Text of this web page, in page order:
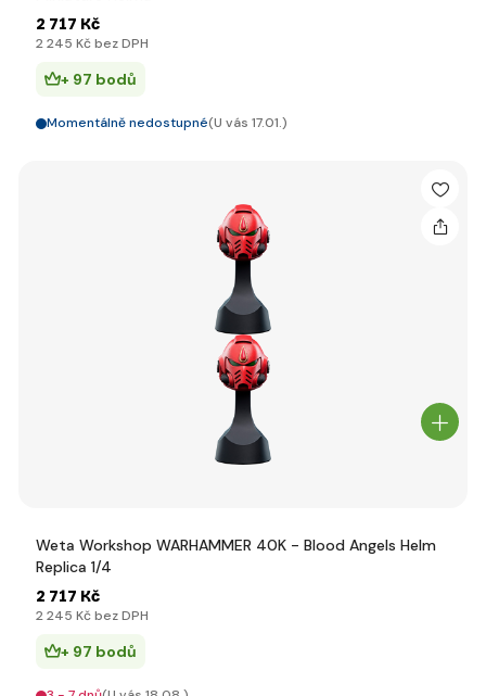
2 717 Kč
2 245 Kč bez DPH
+ 97 bodů
Momentálně nedostupné(U vás 17.01.)
Weta Workshop WARHAMMER 40K - Blood Angels Helm
Replica 1/4
2 717 Kč
2 245 Kč bez DPH
+ 97 bodů